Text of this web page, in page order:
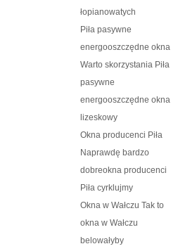
łopianowatych
Piła pasywne
energooszczędne okna
Warto skorzystania Piła
pasywne
energooszczędne okna
lizeskowy
Okna producenci Piła
Naprawdę bardzo
dobreokna producenci
Piła cyrklujmy
Okna w Wałczu Tak to
okna w Wałczu
belowałyby